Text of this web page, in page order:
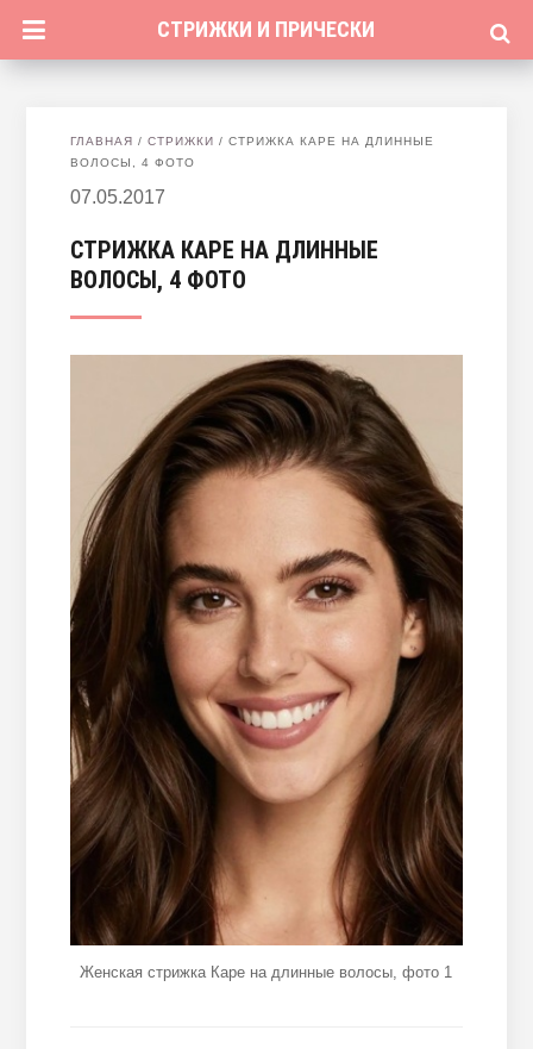
СТРИЖКИ И ПРИЧЕСКИ
ГЛАВНАЯ / СТРИЖКИ / СТРИЖКА КАРЕ НА ДЛИННЫЕ
ВОЛОСЫ, 4 ФОТО
07.05.2017
СТРИЖКА КАРЕ НА ДЛИННЫЕ
ВОЛОСЫ, 4 ФОТО
Женская стрижка Каре на длинные волосы, фото 1